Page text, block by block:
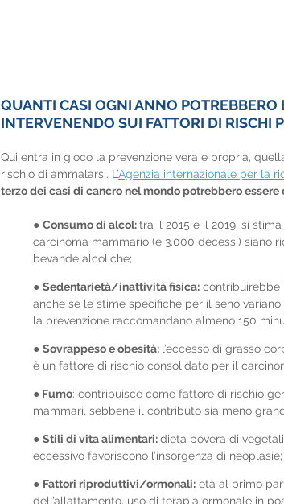
QUANTI CASI OGNI ANNO POTREBBERO
INTERVENENDO SUI FATTORI DI RISCHI
Qui entra in gioco la prevenzione vera e propria,
rischio di ammalarsi. L’Agenzia internazionale per la
terzo dei casi di cancro nel mondo potrebbero essere
● Consumo di alcol: tra il 2015 e il 2019, si
carcinoma mammario (e 3.000 decessi) siano
bevande alcoliche;
● Sedentarietà/inattività fisica: contribuirebbe
anche se le stime specifiche per il seno
la prevenzione raccomandano almeno 150
● Sovrappeso e obesità: l’eccesso di grasso
è un fattore di rischio consolidato per il
● Fumo: contribuisce come fattore di rischio
mammari, sebbene il contributo sia meno
● Stili di vita alimentari: dieta povera di
eccessivo favoriscono l’insorgenza di neoplasie;
● Fattori riproduttivi/ormonali: età al primo
dell’allattamento, uso di terapia ormonale in